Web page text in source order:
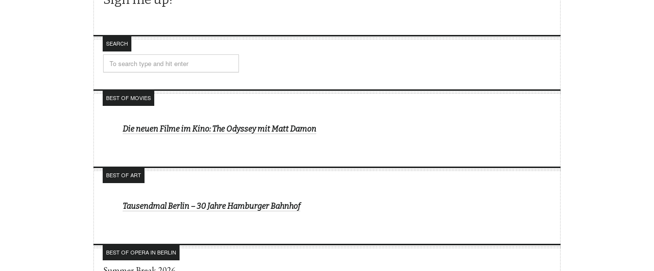
SEARCH
BEST OF MOVIES
Die neuen Filme im Kino: The Odyssey mit Matt Damon
BEST OF ART
Tausendmal Berlin – 30 Jahre Hamburger Bahnhof
BEST OF OPERA IN BERLIN